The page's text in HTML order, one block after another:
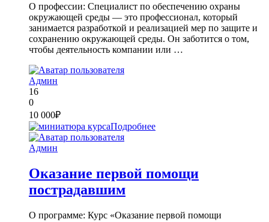
О профессии: Специалист по обеспечению охраны
окружающей среды — это профессионал, который
занимается разработкой и реализацией мер по защите и
сохранению окружающей среды. Он заботится о том,
чтобы деятельность компании или …
Админ
16
0
10 000₽
Подробнее
Админ
Оказание первой помощи
пострадавшим
О программе: Курс «Оказание первой помощи